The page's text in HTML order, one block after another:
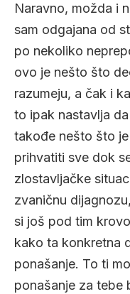
Naravno, možda i
sam odgajana od
po nekoliko
ovo je nešto što
razumeju, a čak i
to ipak nastavlja
takođe nešto što
prihvatiti sve dok
zlostavljačke
zvaničnu
si još pod tim
kako ta konkretna
ponašanje. To ti
ponašanje za tebe